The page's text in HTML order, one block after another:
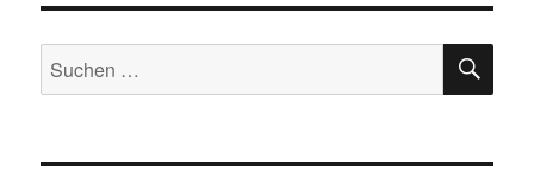
Suche
nach: